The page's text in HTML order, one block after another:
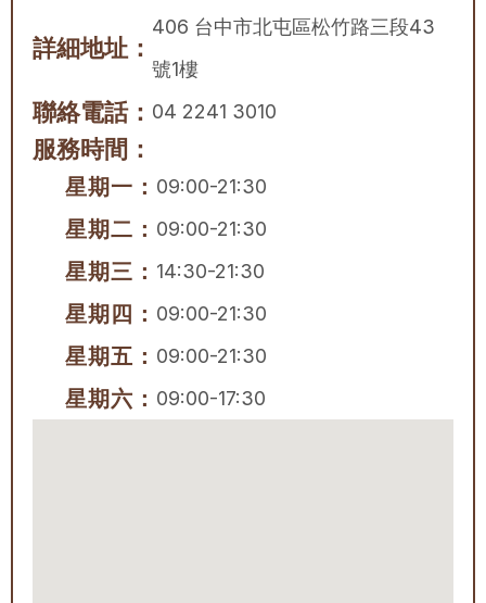
詳細地址：
406 台中市北屯區松竹路三段43
號1樓
聯絡電話： 04 2241 3010
服務時間：
星期一： 09:00-21:30
星期二： 09:00-21:30
星期三： 14:30-21:30
星期四： 09:00-21:30
星期五： 09:00-21:30
星期六： 09:00-17:30